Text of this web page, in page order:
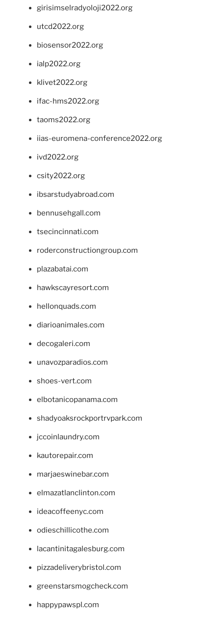
girisimselradyoloji2022.org
utcd2022.org
biosensor2022.org
ialp2022.org
klivet2022.org
ifac-hms2022.org
taoms2022.org
iias-euromena-conference2022.org
ivd2022.org
csity2022.org
ibsarstudyabroad.com
bennusehgall.com
tsecincinnati.com
roderconstructiongroup.com
plazabatai.com
hawkscayresort.com
hellonquads.com
diarioanimales.com
decogaleri.com
unavozparadios.com
shoes-vert.com
elbotanicopanama.com
shadyoaksrockportrvpark.com
jccoinlaundry.com
kautorepair.com
marjaeswinebar.com
elmazatlanclinton.com
ideacoffeenyc.com
odieschillicothe.com
lacantinitagalesburg.com
pizzadeliverybristol.com
greenstarsmogcheck.com
happypawspl.com